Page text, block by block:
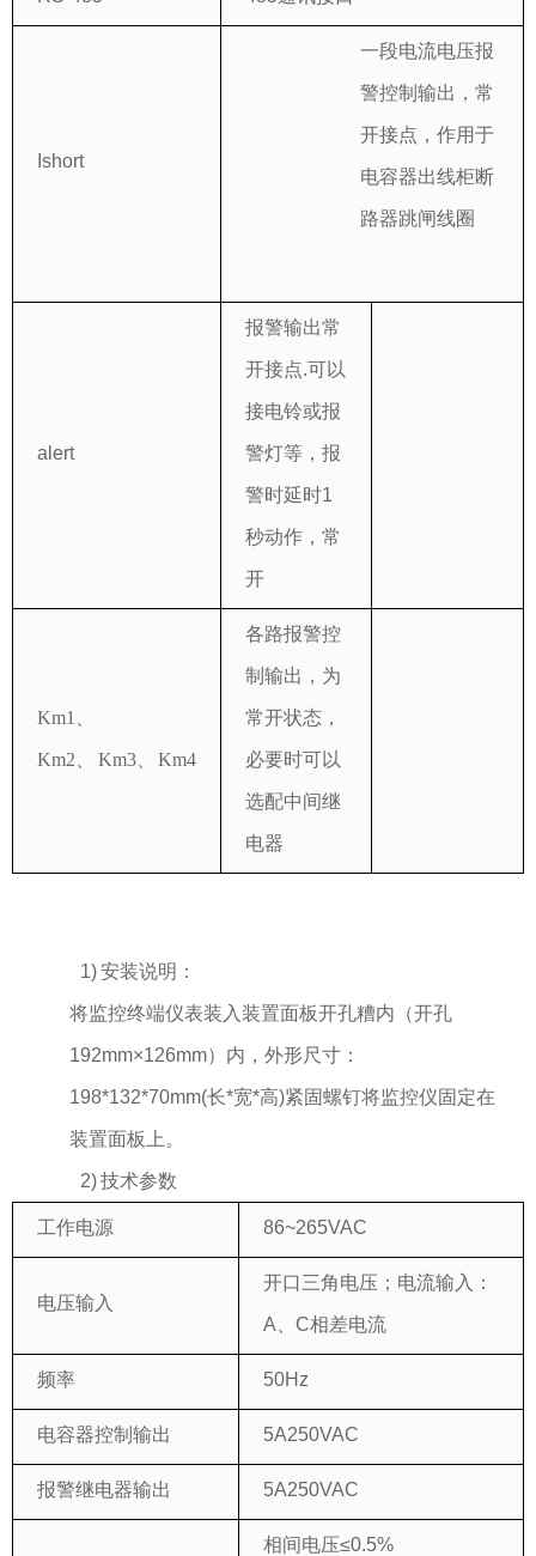
Ishort
一段电流电压报
警控制输出，常
开接点，作用于
电容器出线柜断
路器跳闸线圈
alert
报警输出常
开接点.可以
接电铃或报
警灯等，报
警时延时1
秒动作，常
开
Km1、
Km2、 Km3、 Km4
各路报警控
制输出，为
常开状态，
必要时可以
选配中间继
电器
1) 安装说明：
将监控终端仪表装入装置面板开孔糟内（开孔
192mm×126mm）内，外形尺寸：
198*132*70mm(长*宽*高)紧固螺钉将监控仪固定在
装置面板上。
2) 技术参数
工作电源 86~265VAC
电压输入
开口三角电压；电流输入：
A、C相差电流
频率 50Hz
电容器控制输出 5A250VAC
报警继电器输出 5A250VAC
相间电压≤0.5%